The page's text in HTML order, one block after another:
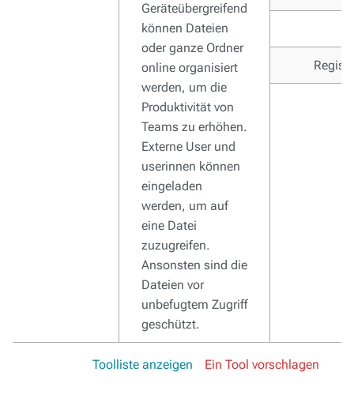
Geräteübergreifend
können Dateien
oder ganze Ordner
online organisiert
werden, um die
Produktivität von
Teams zu erhöhen.
Externe User und
userinnen können
eingeladen
werden, um auf
eine Datei
zuzugreifen.
Ansonsten sind die
Dateien vor
unbefugtem Zugriff
geschützt.
Toolliste anzeigen Ein Tool vorschlagen